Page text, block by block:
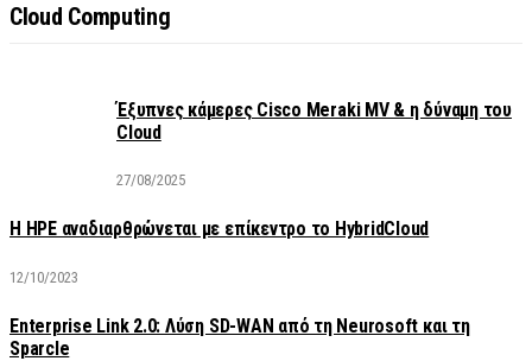
Cloud Computing
Έξυπνες κάμερες Cisco Meraki MV & η δύναμη του
Cloud
27/08/2025
H HPE αναδιαρθρώνεται με επίκεντρο το HybridCloud
12/10/2023
Enterprise Link 2.0: Λύση SD-WAN από τη Neurosoft και τη
Sparcle